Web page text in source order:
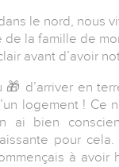
le nord, nous
de la famille de
avant d’avoir
🎁 d’arriver en
logement ! Ce
ai bien
pour
à avoir